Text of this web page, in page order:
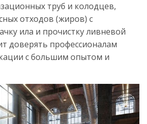
труб и колодцев,
отходов (жиров) с
ила и прочистку ливневой
доверять профессионалам
с большим опытом и